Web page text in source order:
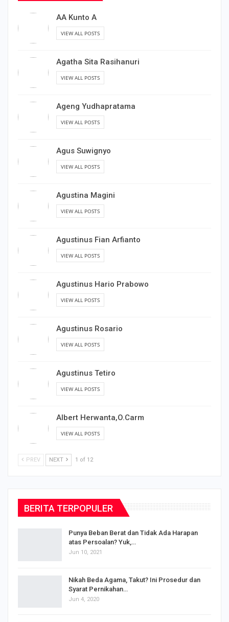
AA Kunto A
VIEW ALL POSTS
Agatha Sita Rasihanuri
VIEW ALL POSTS
Ageng Yudhapratama
VIEW ALL POSTS
Agus Suwignyo
VIEW ALL POSTS
Agustina Magini
VIEW ALL POSTS
Agustinus Fian Arfianto
VIEW ALL POSTS
Agustinus Hario Prabowo
VIEW ALL POSTS
Agustinus Rosario
VIEW ALL POSTS
Agustinus Tetiro
VIEW ALL POSTS
Albert Herwanta,O.Carm
VIEW ALL POSTS
PREV NEXT 1 of 12
BERITA TERPOPULER
Punya Beban Berat dan Tidak Ada Harapan
atas Persoalan? Yuk,…
Jun 10, 2021
Nikah Beda Agama, Takut? Ini Prosedur dan
Syarat Pernikahan…
Jun 4, 2020